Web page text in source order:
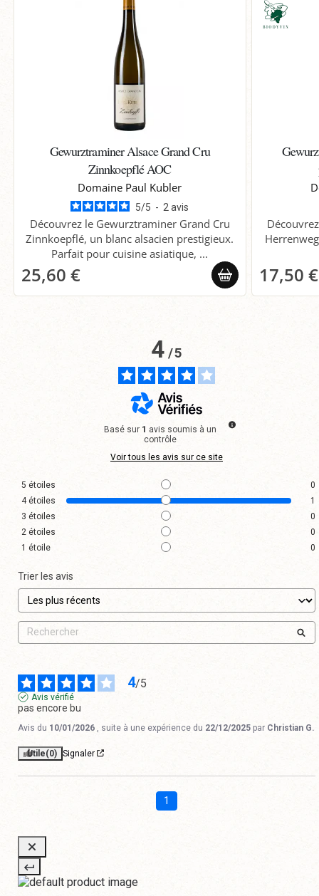
Gewurztraminer Alsace Grand Cru
Zinnkoepflé AOC
Domaine Paul Kubler
5/5 - 2avis
Découvrez le Gewurztraminer Grand Cru
Zinnkoepflé, un blanc alsacien prestigieux.
Parfait pour cuisine asiatique, ...
25,60 € 17,50 €
4/5
Basé sur 1 avis soumis à un
contrôle
Voir tous les avis sur ce site
5 étoiles
0
4étoiles
1
3 étoiles
0
2 étoiles
0
1 étoile 0
Trier les avis
4/5
Avis vérifié
pas encore bu
Avis du 10/01/2026 , suite à une expérience du 22/12/2025 par Christian G.
Utile(0) Signaler
1